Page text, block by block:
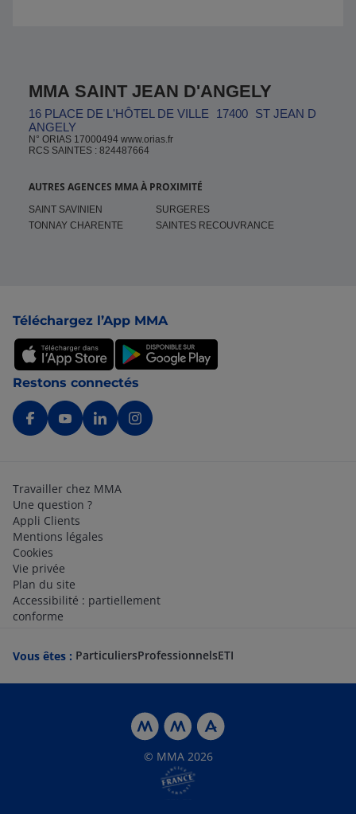
MMA SAINT JEAN D'ANGELY
16 PLACE DE L'HÔTEL DE VILLE 17400 ST JEAN D
ANGELY
N° ORIAS 17000494 www.orias.fr
RCS SAINTES : 824487664
AUTRES AGENCES MMA À PROXIMITÉ
SAINT SAVINIEN
SURGERES
TONNAY CHARENTE
SAINTES RECOUVRANCE
Téléchargez l’App MMA
Restons connectés
Travailler chez MMA
Une question ?
Appli Clients
Mentions légales
Cookies
Vie privée
Plan du site
Accessibilité : partiellement
conforme
Vous êtes : ParticuliersProfessionnelsETI
© MMA 2026